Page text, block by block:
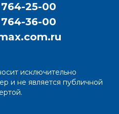
25-00
36-00
исключительно
и не является публичной